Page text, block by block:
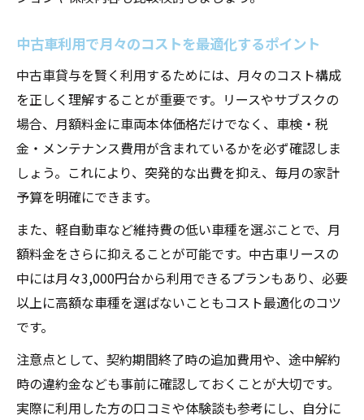
中古車利用で月々のコストを最適化するポイント
中古車貸与を賢く利用するためには、月々のコスト構成
を正しく理解することが重要です。リースやサブスクの
場合、月額料金に車両本体価格だけでなく、車検・税
金・メンテナンス費用が含まれているかを必ず確認しま
しょう。これにより、突発的な出費を抑え、毎月の家計
予算を明確にできます。
また、軽自動車など維持費の低い車種を選ぶことで、月
額料金をさらに抑えることが可能です。中古車リースの
中には月々3,000円台から利用できるプランもあり、必要
以上に高額な車種を選ばないこともコスト最適化のコツ
です。
注意点として、契約期間終了時の追加費用や、途中解約
時の違約金なども事前に確認しておくことが大切です。
実際に利用した方の口コミや体験談も参考にし、自分に